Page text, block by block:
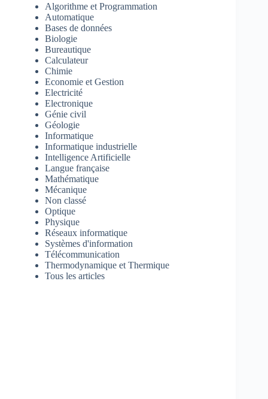
Algorithme et Programmation
Automatique
Bases de données
Biologie
Bureautique
Calculateur
Chimie
Economie et Gestion
Electricité
Electronique
Génie civil
Géologie
Informatique
Informatique industrielle
Intelligence Artificielle
Langue française
Mathématique
Mécanique
Non classé
Optique
Physique
Réseaux informatique
Systèmes d'information
Télécommunication
Thermodynamique et Thermique
Tous les articles